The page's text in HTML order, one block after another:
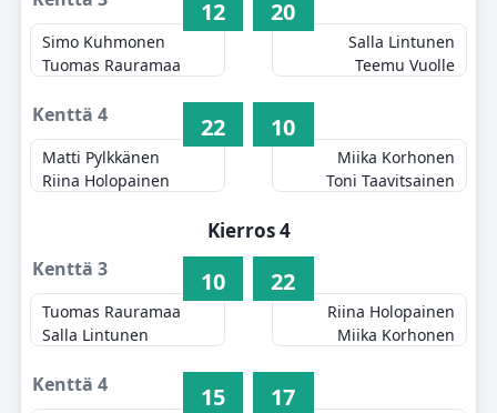
Simo Kuhmonen
Tuomas Rauramaa
12 20
Salla Lintunen
Teemu Vuolle
Kenttä 4
Matti Pylkkänen
Riina Holopainen
22 10
Miika Korhonen
Toni Taavitsainen
Kierros 4
Kenttä 3
Tuomas Rauramaa
Salla Lintunen
10 22
Riina Holopainen
Miika Korhonen
Kenttä 4 15 17